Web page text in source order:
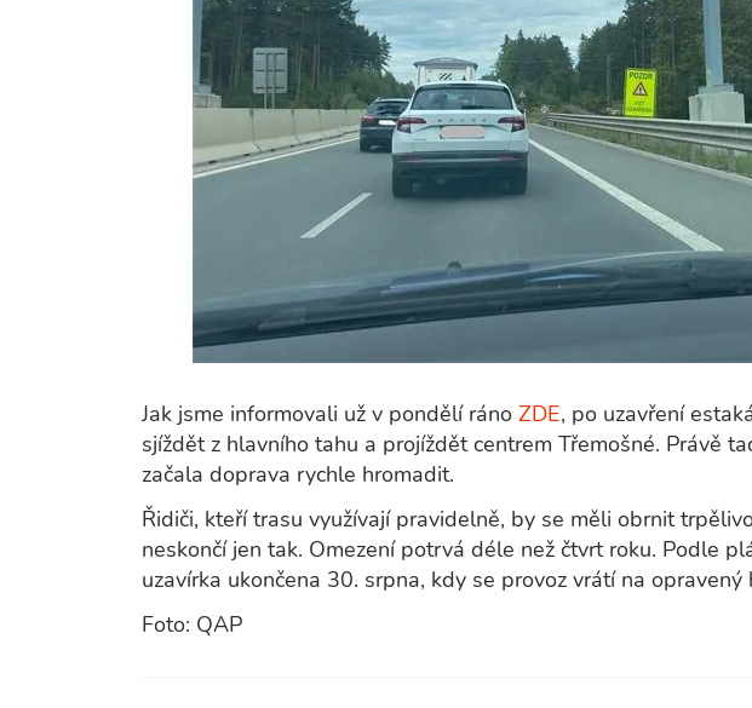
Jak jsme informovali už v pondělí ráno ZDE, po uzavření
sjíždět z hlavního tahu a projíždět centrem Třemošné. Právě
začala doprava rychle hromadit.
Řidiči, kteří trasu využívají pravidelně, by se měli obrnit
neskončí jen tak. Omezení potrvá déle než čtvrt roku. Podle
uzavírka ukončena 30. srpna, kdy se provoz vrátí na opravený
Foto: QAP